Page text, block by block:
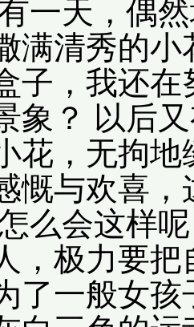
一天，偶
满清秀的
子，我还
象？ 以后
花，无拘
慨与欢喜
么会这样
，极力要
了一般女